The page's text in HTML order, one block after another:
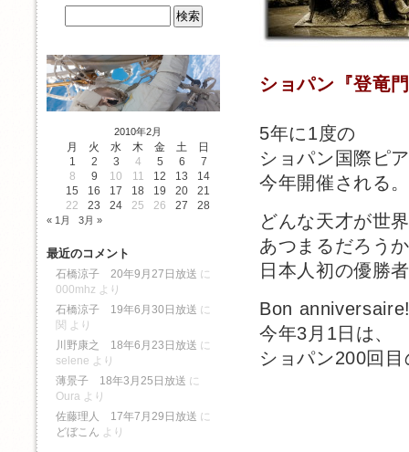
ショパン『登竜
5年に1度の
ショパン国際ピ
今年開催される
どんな天才が世
あつまるだろう
日本人初の優勝
Bon
今年3月1日は、
ショパン200回
2010年2月
月 火 水 木 金 土
日
1
2 3 4 5 6
7
8
9 10 11 12 13
14
15
16 17 18 19 20
21
22
23 24 25 26 27 28
« 1月 3月 »
最近のコメント
石橋涼子 20年9月27日放送 に
000mhz より
石橋涼子 19年6月30日放送 に
関 より
川野康之 18年6月23日放送 に
selene より
薄景子 18年3月25日放送 に
Oura より
佐藤理人 17年7月29日放送 に
どぼこん より